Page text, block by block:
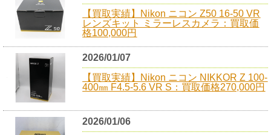
【買取実績】Nikon ニコン Z50 16-50 VR
レンズキット ミラーレスカメラ：買取価
格100,000円
2026/01/07
【買取実績】Nikon ニコン NIKKOR Z 100-
400㎜ F4.5-5.6 VR S：買取価格270,000円
2026/01/06